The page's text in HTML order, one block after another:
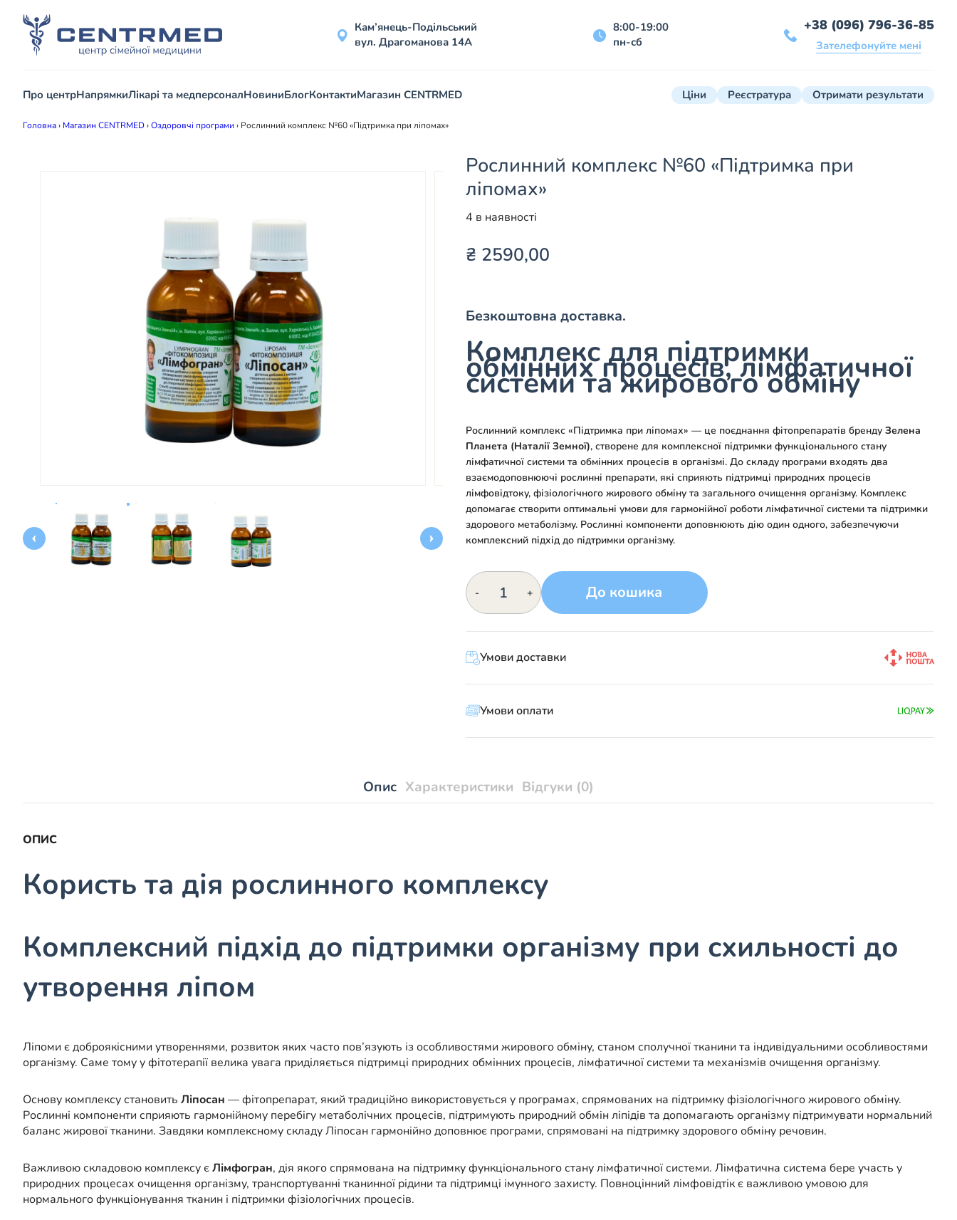
Кам’янець-Подільський
вул. Драгоманова 14А
8:00-19:00
пн-сб
+38 (096) 796-36-85
Зателефонуйте мені
Про центрНапрямкиЛікарі та медперсоналНовиниБлогКонтактиМагазин CENTRMED Ціни Реєстратура Отримати результати
Головна› Магазин CENTRMED›Оздоровчі програми › Рослинний комплекс №60 «Підтримка при ліпомах»
Рослинний комплекс №60 «Підтримка при
ліпомах»
4 в наявності
₴ 2590,00
Безкоштовна доставка.
Комплекс для підтримки
обмінних процесів, лімфатичної
системи та жирового обміну
Рослинний комплекс «Підтримка при ліпомах» — це поєднання фітопрепаратів бренду Зелена
Планета (Наталії Земної), створене для комплексної підтримки функціонального стану
лімфатичної системи та обмінних процесів в організмі. До складу програми входять два
взаємодоповнюючі рослинні препарати, які сприяють підтримці природних процесів
лімфовідтоку, фізіологічного жирового обміну та загального очищення організму. Комплекс
допомагає створити оптимальні умови для гармонійної роботи лімфатичної системи та підтримки
здорового метаболізму. Рослинні компоненти доповнюють дію один одного, забезпечуючи
комплексний підхід до підтримки організму.
-
Рослинний
комплекс
№60
ліпомах»
+ До кошика
Умови доставки
Умови оплати
Опис Характеристики Відгуки (0)
ОПИС
Користь та дія рослинного комплексу
Комплексний підхід до підтримки організму при схильності до
утворення ліпом
Ліпоми є доброякісними утвореннями, розвиток яких часто пов’язують із особливостями жирового обміну, станом сполучної тканини та індивідуальними особливостями
організму. Саме тому у фітотерапії велика увага приділяється підтримці природних обмінних процесів, лімфатичної системи та механізмів очищення організму.
Основу комплексу становить Ліпосан — фітопрепарат, який традиційно використовується у програмах, спрямованих на підтримку фізіологічного жирового обміну.
Рослинні компоненти сприяють гармонійному перебігу метаболічних процесів, підтримують природний обмін ліпідів та допомагають організму підтримувати нормальний
баланс жирової тканини. Завдяки комплексному складу Ліпосан гармонійно доповнює програми, спрямовані на підтримку здорового обміну речовин.
Важливою складовою комплексу єЛімфогран, дія якого спрямована на підтримку функціонального стану лімфатичної системи. Лімфатична система бере участь у
природних процесах очищення організму, транспортуванні тканинної рідини та підтримці імунного захисту. Повноцінний лімфовідтік є важливою умовою для
нормального функціонування тканин і підтримки фізіологічних процесів.